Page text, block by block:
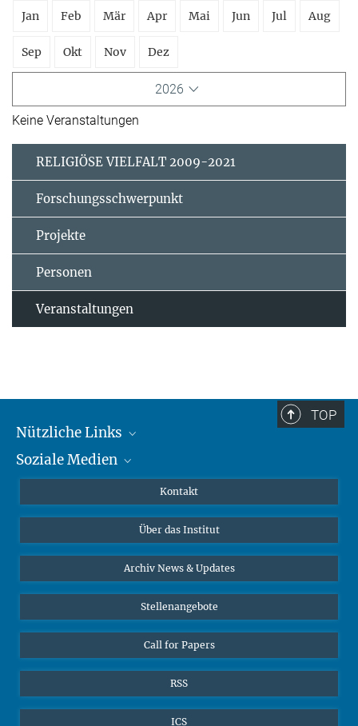
Jan Feb Mär Apr Mai Jun Jul Aug
Sep Okt Nov Dez
2026
Keine Veranstaltungen
RELIGIÖSE VIELFALT 2009-2021
Forschungsschwerpunkt
Projekte
Personen
Veranstaltungen
TOP
Nützliche Links
MMG Alumni Corner
Online-Vorträge
Interviews zum Thema "Diversity"
Soziale Medien
Bluesky
Kontakt
Über das Institut
Archiv News & Updates
Stellenangebote
Call for Papers
RSS
ICS